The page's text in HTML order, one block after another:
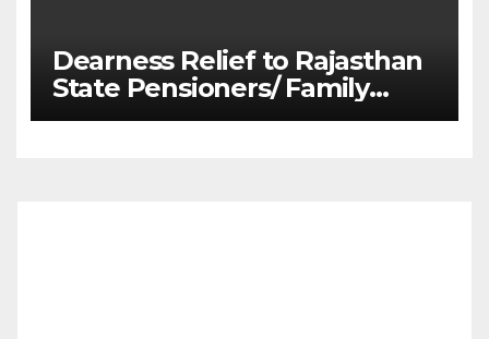
Dearness Relief to Rajasthan
State Pensioners/ Family
Pensioners